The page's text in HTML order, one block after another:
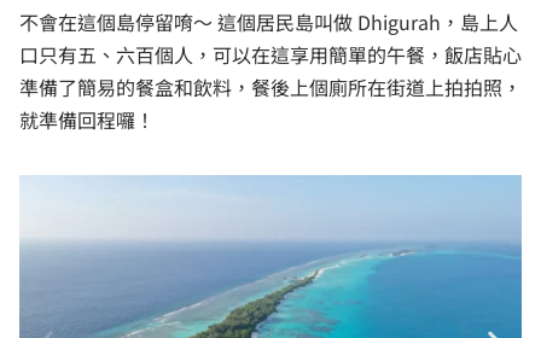
不會在這個島停留唷～ 這個居民島叫做 Dhigurah，島上人
口只有五、六百個人，可以在這享用簡單的午餐，飯店貼心
準備了簡易的餐盒和飲料，餐後上個廁所在街道上拍拍照，
就準備回程囉！